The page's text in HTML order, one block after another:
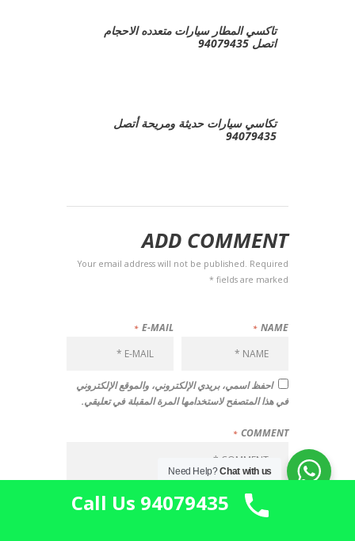
تاكسي المطار سيارات متعدده الاحجام
اتصل 94079435
تكاسي سيارات حديثة ومريحة أتصل
94079435
ADD COMMENT
Your email address will not be published. Required
fields are marked *
NAME
E-MAIL
احفظ اسمي، بريدي الإلكتروني، والموقع الإلكتروني
في هذا المتصفح لاستخدامها المرة المقبلة في تعليقي.
COMMENT
Call Us 94079435
Need Help?Chat with us